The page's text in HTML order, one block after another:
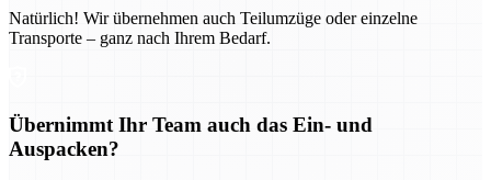
Natürlich! Wir übernehmen auch Teilumzüge oder einzelne
Transporte – ganz nach Ihrem Bedarf.
Übernimmt Ihr Team auch das Ein- und
Auspacken?